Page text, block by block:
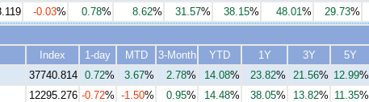
-0.03% 0.78% 8.62% 31.57% 38.15% 48.01 % 29.73%
Index 1-day MTD 3-Month YTD 1Y 3Y 5Y
37740.814 0.72% 3.67% 2.78% 14.08% 23.82% 21.56% 12.99%
12295.276 -0.72% -1.50% 0.95% 14.48% 38.05% 13.82% 11.35%